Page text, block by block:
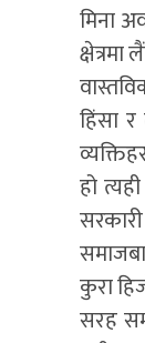
मिना
हिंसा
हो
कुरा
सरह